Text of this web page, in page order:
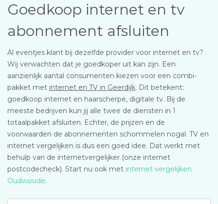
Goedkoop internet en tv
abonnement afsluiten
Al eventjes klant bij dezelfde provider voor internet en tv?
Wij verwachten dat je goedkoper uit kan zijn. Een
aanzienlijk aantal consumenten kiezen voor een combi-
pakket met internet en TV in Geerdijk. Dit betekent:
goedkoop internet en haarscherpe, digitale tv. Bij de
meeste bedrijven kun jij alle twee de diensten in 1
totaalpakket afsluiten. Echter, de prijzen en de
voorwaarden de abonnementen schommelen nogal. TV en
internet vergelijken is dus een goed idee. Dat werkt met
behulp van de internetvergelijker (onze internet
postcodecheck). Start nu ook met internet vergelijken
Oudwoude.